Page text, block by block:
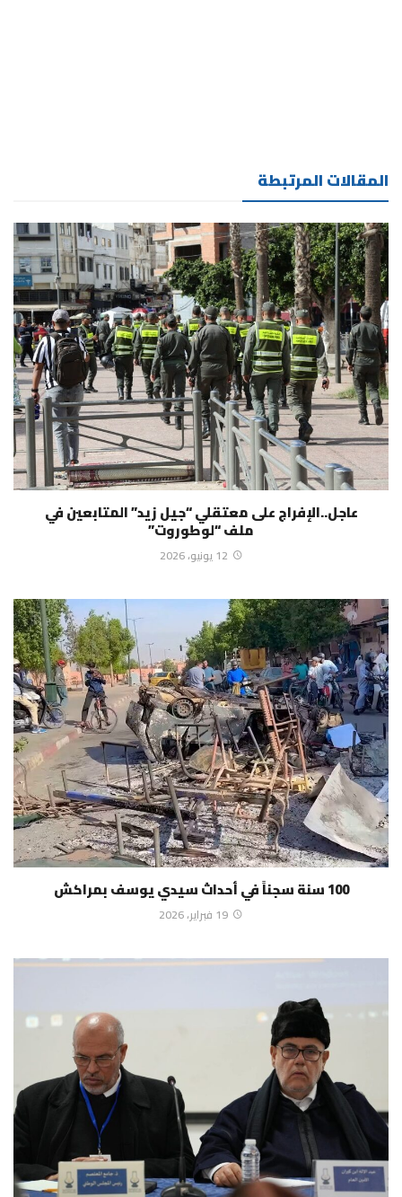
المقالات المرتبطة
عاجل..الإفراج على معتقلي “جيل زيد” المتابعين في
ملف “لوطوروت”
12 يونيو، 2026
100 سنة سجناً في أحداث سيدي يوسف بمراكش
19 فبراير، 2026